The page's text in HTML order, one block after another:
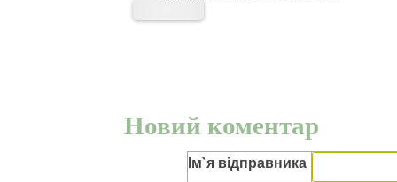
Новий коментар
Ім`я відправника